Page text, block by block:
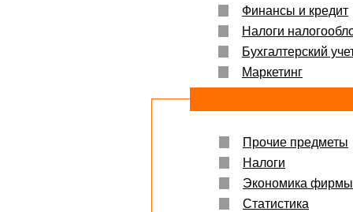
Финансы и кредит
Налоги
Бухгалтерский
Маркетинг
Прочие предметы
Налоги
Экономика фирмы
Статистика